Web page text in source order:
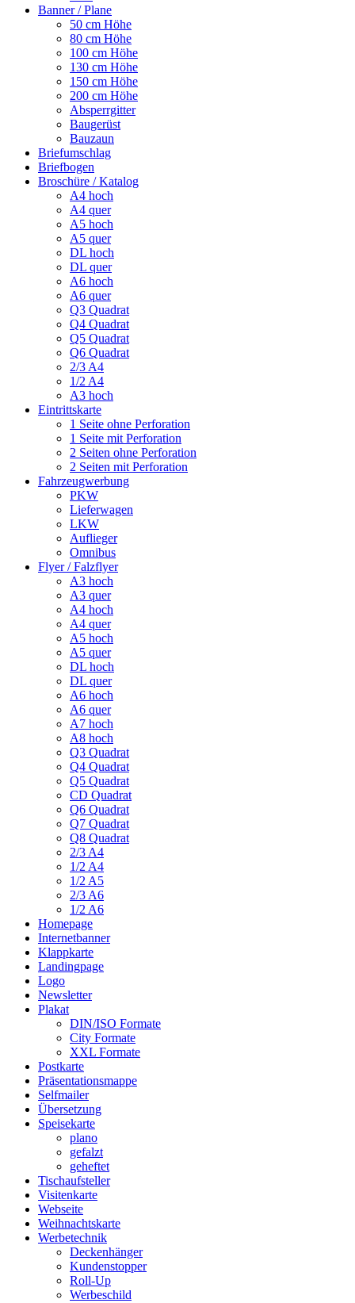
Banner / Plane
50 cm Höhe
80 cm Höhe
100 cm Höhe
130 cm Höhe
150 cm Höhe
200 cm Höhe
Absperrgitter
Baugerüst
Bauzaun
Briefumschlag
Briefbogen
Broschüre / Katalog
A4 hoch
A4 quer
A5 hoch
A5 quer
DL hoch
DL quer
A6 hoch
A6 quer
Q3 Quadrat
Q4 Quadrat
Q5 Quadrat
Q6 Quadrat
2/3 A4
1/2 A4
A3 hoch
Eintrittskarte
1 Seite ohne Perforation
1 Seite mit Perforation
2 Seiten ohne Perforation
2 Seiten mit Perforation
Fahrzeugwerbung
PKW
Lieferwagen
LKW
Auflieger
Omnibus
Flyer / Falzflyer
A3 hoch
A3 quer
A4 hoch
A4 quer
A5 hoch
A5 quer
DL hoch
DL quer
A6 hoch
A6 quer
A7 hoch
A8 hoch
Q3 Quadrat
Q4 Quadrat
Q5 Quadrat
CD Quadrat
Q6 Quadrat
Q7 Quadrat
Q8 Quadrat
2/3 A4
1/2 A4
1/2 A5
2/3 A6
1/2 A6
Homepage
Internetbanner
Klappkarte
Landingpage
Logo
Newsletter
Plakat
DIN/ISO Formate
City Formate
XXL Formate
Postkarte
Präsentationsmappe
Selfmailer
Übersetzung
Speisekarte
plano
gefalzt
geheftet
Tischaufsteller
Visitenkarte
Webseite
Weihnachtskarte
Werbetechnik
Deckenhänger
Kundenstopper
Roll-Up
Werbeschild